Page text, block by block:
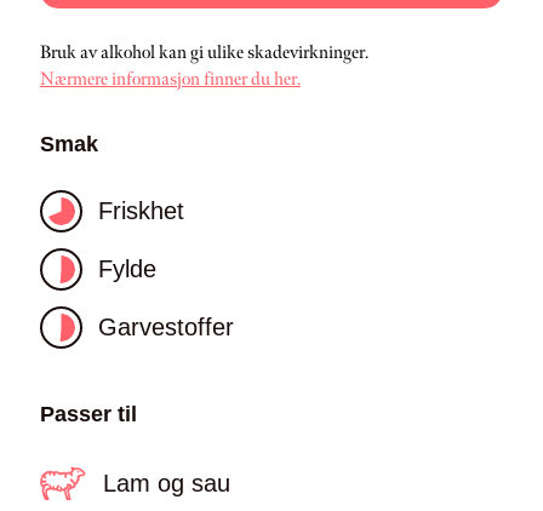
Bruk av alkohol kan gi ulike skadevirkninger.
Nærmere informasjon finner du her.
Smak
Friskhet
Fylde
Garvestoffer
Passer til
Lam og sau